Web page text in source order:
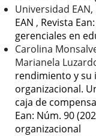
Universidad EAN,
EAN , Revista
gerenciales en
Carolina
Marianela
rendimiento y su
organizacional.
caja de
Ean: Núm. 90
organizacional